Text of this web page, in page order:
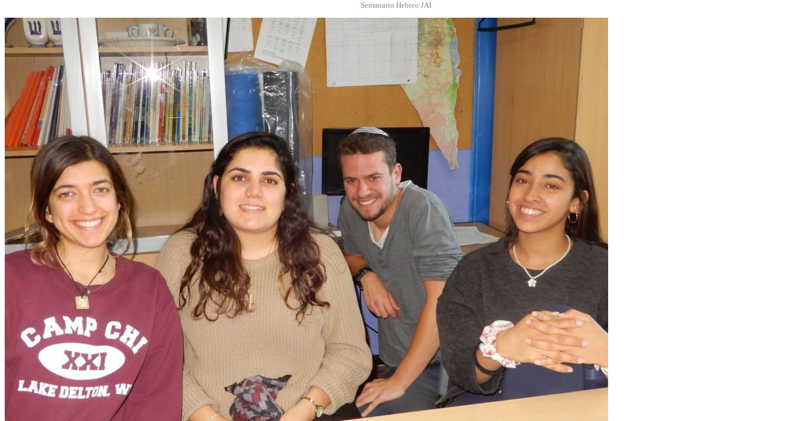
Semanario Hebreo JAI